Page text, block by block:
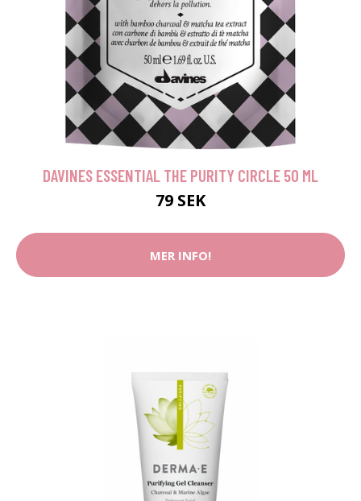
DAVINES ESSENTIAL THE PURITY CIRCLE 50 ML
79 SEK
MER INFO!